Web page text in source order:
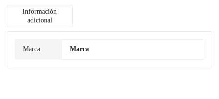
Información
adicional
Marca Marca